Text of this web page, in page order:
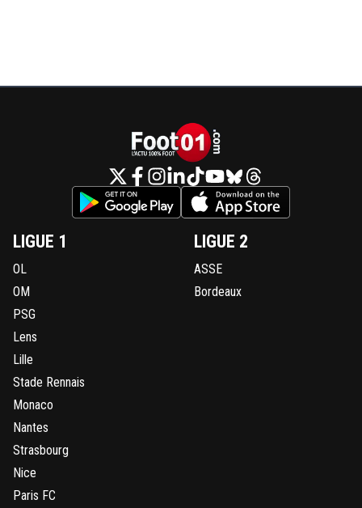
LIGUE 1
OL
OM
PSG
Lens
Lille
Stade Rennais
Monaco
Nantes
Strasbourg
Nice
Paris FC
LIGUE 2
ASSE
Bordeaux